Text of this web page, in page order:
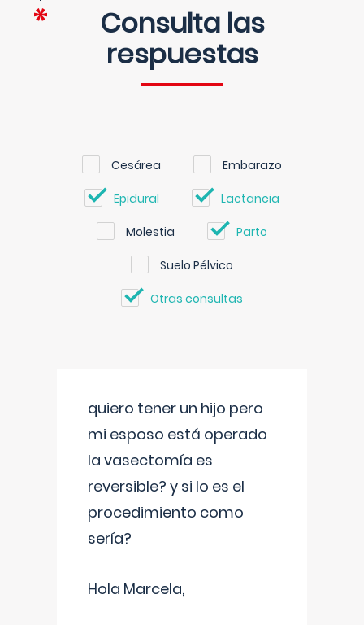
Consulta las
respuestas
Cesárea Embarazo
Epidural Lactancia
Molestia Parto
Suelo Pélvico
Otras consultas
quiero tener un hijo pero
mi esposo está operado
la vasectomía es
reversible? y si lo es el
procedimiento como
sería?
Hola Marcela,